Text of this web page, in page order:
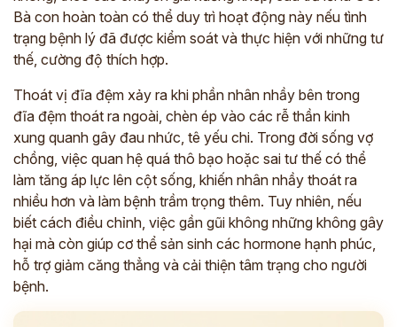
Bà con hoàn toàn có thể duy trì hoạt động này nếu tình
trạng bệnh lý đã được kiểm soát và thực hiện với những tư
thế, cường độ thích hợp.
Thoát vị đĩa đệm xảy ra khi phần nhân nhầy bên trong
đĩa đệm thoát ra ngoài, chèn ép vào các rễ thần kinh
xung quanh gây đau nhức, tê yếu chi. Trong đời sống vợ
chồng, việc quan hệ quá thô bạo hoặc sai tư thế có thể
làm tăng áp lực lên cột sống, khiến nhân nhầy thoát ra
nhiều hơn và làm bệnh trầm trọng thêm. Tuy nhiên, nếu
biết cách điều chỉnh, việc gần gũi không những không gây
hại mà còn giúp cơ thể sản sinh các hormone hạnh phúc,
hỗ trợ giảm căng thẳng và cải thiện tâm trạng cho người
bệnh.